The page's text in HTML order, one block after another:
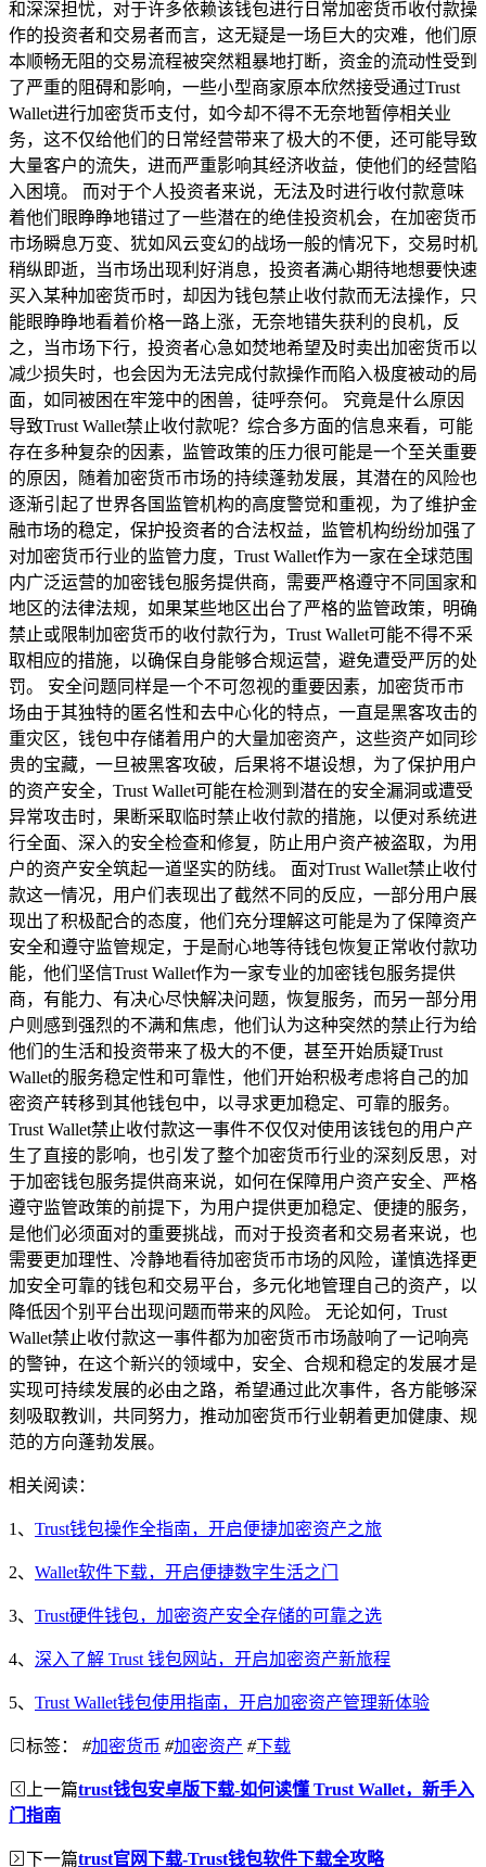
和深深担忧，对于许多依赖该钱包进行日常加密货币收付款操
作的投资者和交易者而言，这无疑是一场巨大的灾难，他们原
本顺畅无阻的交易流程被突然粗暴地打断，资金的流动性受到
了严重的阻碍和影响，一些小型商家原本欣然接受通过Trust
Wallet进行加密货币支付，如今却不得不无奈地暂停相关业
务，这不仅给他们的日常经营带来了极大的不便，还可能导致
大量客户的流失，进而严重影响其经济收益，使他们的经营陷
入困境。 而对于个人投资者来说，无法及时进行收付款意味
着他们眼睁睁地错过了一些潜在的绝佳投资机会，在加密货币
市场瞬息万变、犹如风云变幻的战场一般的情况下，交易时机
稍纵即逝，当市场出现利好消息，投资者满心期待地想要快速
买入某种加密货币时，却因为钱包禁止收付款而无法操作，只
能眼睁睁地看着价格一路上涨，无奈地错失获利的良机，反
之，当市场下行，投资者心急如焚地希望及时卖出加密货币以
减少损失时，也会因为无法完成付款操作而陷入极度被动的局
面，如同被困在牢笼中的困兽，徒呼奈何。 究竟是什么原因
导致Trust Wallet禁止收付款呢？综合多方面的信息来看，可能
存在多种复杂的因素，监管政策的压力很可能是一个至关重要
的原因，随着加密货币市场的持续蓬勃发展，其潜在的风险也
逐渐引起了世界各国监管机构的高度警觉和重视，为了维护金
融市场的稳定，保护投资者的合法权益，监管机构纷纷加强了
对加密货币行业的监管力度，Trust Wallet作为一家在全球范围
内广泛运营的加密钱包服务提供商，需要严格遵守不同国家和
地区的法律法规，如果某些地区出台了严格的监管政策，明确
禁止或限制加密货币的收付款行为，Trust Wallet可能不得不采
取相应的措施，以确保自身能够合规运营，避免遭受严厉的处
罚。 安全问题同样是一个不可忽视的重要因素，加密货币市
场由于其独特的匿名性和去中心化的特点，一直是黑客攻击的
重灾区，钱包中存储着用户的大量加密资产，这些资产如同珍
贵的宝藏，一旦被黑客攻破，后果将不堪设想，为了保护用户
的资产安全，Trust Wallet可能在检测到潜在的安全漏洞或遭受
异常攻击时，果断采取临时禁止收付款的措施，以便对系统进
行全面、深入的安全检查和修复，防止用户资产被盗取，为用
户的资产安全筑起一道坚实的防线。 面对Trust Wallet禁止收付
款这一情况，用户们表现出了截然不同的反应，一部分用户展
现出了积极配合的态度，他们充分理解这可能是为了保障资产
安全和遵守监管规定，于是耐心地等待钱包恢复正常收付款功
能，他们坚信Trust Wallet作为一家专业的加密钱包服务提供
商，有能力、有决心尽快解决问题，恢复服务，而另一部分用
户则感到强烈的不满和焦虑，他们认为这种突然的禁止行为给
他们的生活和投资带来了极大的不便，甚至开始质疑Trust
Wallet的服务稳定性和可靠性，他们开始积极考虑将自己的加
密资产转移到其他钱包中，以寻求更加稳定、可靠的服务。
Trust Wallet禁止收付款这一事件不仅仅对使用该钱包的用户产
生了直接的影响，也引发了整个加密货币行业的深刻反思，对
于加密钱包服务提供商来说，如何在保障用户资产安全、严格
遵守监管政策的前提下，为用户提供更加稳定、便捷的服务，
是他们必须面对的重要挑战，而对于投资者和交易者来说，也
需要更加理性、冷静地看待加密货币市场的风险，谨慎选择更
加安全可靠的钱包和交易平台，多元化地管理自己的资产，以
降低因个别平台出现问题而带来的风险。 无论如何，Trust
Wallet禁止收付款这一事件都为加密货币市场敲响了一记响亮
的警钟，在这个新兴的领域中，安全、合规和稳定的发展才是
实现可持续发展的必由之路，希望通过此次事件，各方能够深
刻吸取教训，共同努力，推动加密货币行业朝着更加健康、规
范的方向蓬勃发展。
相关阅读：
1、 Trust钱包操作全指南，开启便捷加密资产之旅
2、 Wallet软件下载，开启便捷数字生活之门
3、 Trust硬件钱包，加密资产安全存储的可靠之选
4、 深入了解 Trust 钱包网站，开启加密资产新旅程
5、 Trust Wallet钱包使用指南，开启加密资产管理新体验
标签： #加密货币 #加密资产 #下载
上一篇trust钱包安卓版下载-如何读懂 Trust Wallet，新手入
门指南
下一篇trust官网下载-Trust钱包软件下载全攻略